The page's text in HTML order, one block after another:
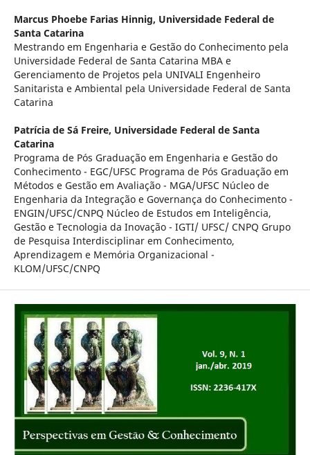
Marcus Phoebe Farias Hinnig, Universidade Federal de
Santa Catarina
Mestrando em Engenharia e Gestão do Conhecimento pela
Universidade Federal de Santa Catarina MBA e
Gerenciamento de Projetos pela UNIVALI Engenheiro
Sanitarista e Ambiental pela Universidade Federal de Santa
Catarina
Patrícia de Sá Freire, Universidade Federal de Santa
Catarina
Programa de Pós Graduação em Engenharia e Gestão do
Conhecimento - EGC/UFSC Programa de Pós Graduação em
Métodos e Gestão em Avaliação - MGA/UFSC Núcleo de
Engenharia da Integração e Governança do Conhecimento -
ENGIN/UFSC/CNPQ Núcleo de Estudos em Inteligência,
Gestão e Tecnologia da Inovação - IGTI/ UFSC/ CNPQ Grupo
de Pesquisa Interdisciplinar em Conhecimento,
Aprendizagem e Memória Organizacional -
KLOM/UFSC/CNPQ